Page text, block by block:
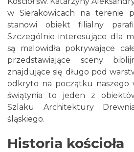
w Sierakowicach na terenie
stanowi obiekt filialny
Szczególnie interesujące dla
są malowidła pokrywające
przedstawiające sceny
znajdujące się długo pod
odkryto na początku naszego
świątynia to jeden z
Szlaku Architektury
śląskiego.
Historia kościoła